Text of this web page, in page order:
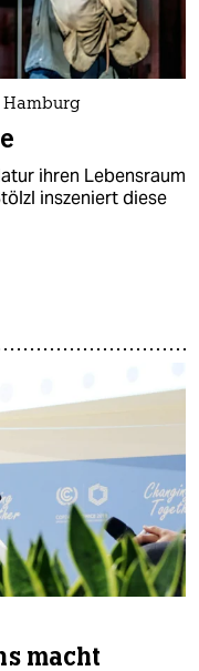
Hamburg
ihren Lebensraum
inszeniert diese
macht